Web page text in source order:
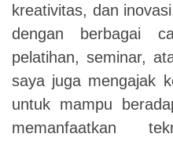
kreativitas, dan
dengan berbagai
pelatihan, seminar,
saya juga mengajak
untuk mampu
memanfaatkan